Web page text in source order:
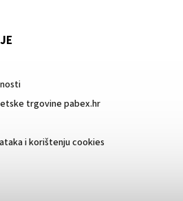
trgovine pabex.hr
i korištenju cookies